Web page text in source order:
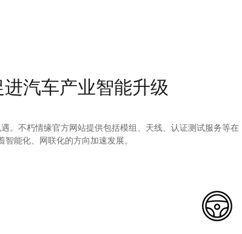
汽车产业智能升级
不朽情缘官方网站提供包括模组、天线、认证测试服务等在
、网联化的方向加速发展。